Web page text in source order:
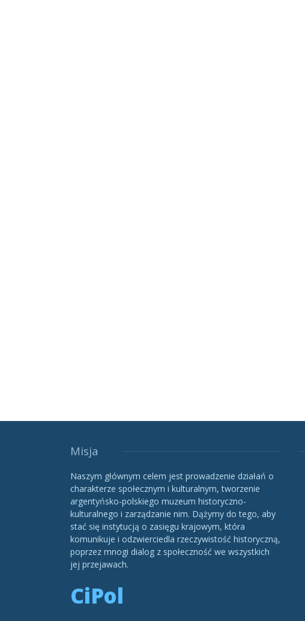
Misja
Naszym głównym celem jest prowadzenie działań o
charakterze społecznym i kulturalnym, tworzenie
argentyńsko-polskiego muzeum historyczno-
kulturalnego i zarządzanie nim. Dążymy do tego, aby
stać się instytucją o zasięgu krajowym, która
komunikuje i odzwierciedla rzeczywistość historyczną,
poprzez mnogi dialog z społeczność we wszystkich
jej przejawach.
CiPol